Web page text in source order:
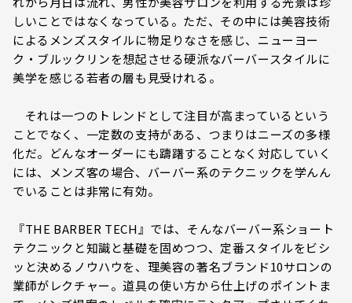
しいことではなくなっている。ただ、その中には美容技術
によるメンズスタイルに物足りなさを感じ、ニューヨー
ク・ブルックリンを想起させる硬派なバーバースタイルに
美学を感じる若者の層も見受けれる。
それは一つのトレンドとして注目が高まっているという
ことでなく、一定数の支持がある、つまりはニーズの多様
化だ。どんなオーダーにも躊躇することなく対応していく
には、メンズ客の場合、バーバー系のテクニックを学んん
でいることは非常に有効。
『THE BARBER TECH』では、そんなバーバー系ショート
テクニックと知識と基礎を固めつつ、定番スタイルをビシ
ッと決めるノウハウを、理美容の著名ブランド10サロンの
業師がレクチャー。道具の使い方から仕上げのポイントま